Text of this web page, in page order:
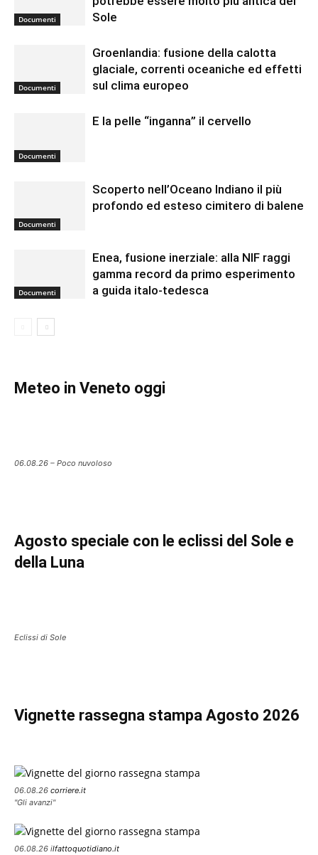
Documenti
Sole
Documenti
Groenlandia: fusione della calotta
glaciale, correnti oceaniche ed effetti
sul clima europeo
Documenti
E la pelle “inganna” il cervello
Documenti
Scoperto nell’Oceano Indiano il più
profondo ed esteso cimitero di balene
Documenti
Enea, fusione inerziale: alla NIF raggi
gamma record da primo esperimento
a guida italo-tedesca
Meteo in Veneto oggi
06.08.26 – Poco nuvoloso
Agosto speciale con le eclissi del Sole e
della Luna
Eclissi di Sole
Vignette rassegna stampa Agosto 2026
06.08.26 corriere.it
"Gli avanzi"
06.08.26 ilfattoquotidiano.it